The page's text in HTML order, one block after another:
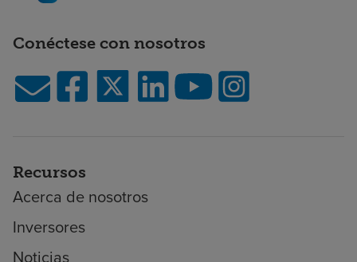
Conéctese con nosotros
Recursos
Acerca de nosotros
Inversores
Noticias